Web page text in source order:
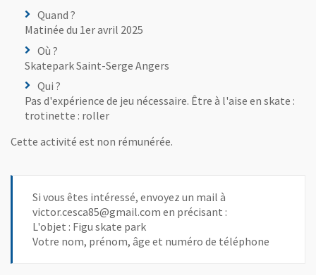
Quand ?
Matinée du 1er avril 2025
Où ?
Skatepark Saint-Serge Angers
Qui ?
Pas d'expérience de jeu nécessaire. Être à l'aise en skate :
trotinette : roller
Cette activité est non rémunérée.
Si vous êtes intéressé, envoyez un mail à
victor.cesca85@gmail.com en précisant :
L'objet : Figu skate park
Votre nom, prénom, âge et numéro de téléphone